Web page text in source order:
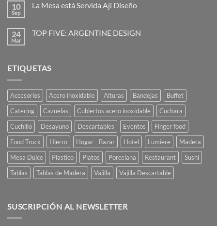
al
poder
en
para
restaurantes
10
Sep
La Mesa está Servida Ají Diseño
en
Ají
Diseño
24
Mar
TOP FIVE: ARGENTINE DESIGN
TOP
ETIQUETAS
Accesorios Acero inoxidable Alturas Bandejas
Buffet
Catering
Cazuelas Cubiertos acero inoxidable
Cuchara
Cuchillo
Desayuno Descartables Eventos
Finger food
Food Truck
Hierro Hogar - Bazar Hotel Lumiere
Madera
Mesa Dulce
Plastico Platos Porcelana Restaurant
Sushi
Tablas
Tablas de Madera Vajilla Vajilla Descartable
SUSCRIPCIÓN AL NEWSLETTER